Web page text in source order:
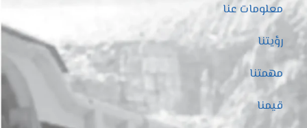
معلومات عنا
رؤيتنا
مهمتنا
قيمنا